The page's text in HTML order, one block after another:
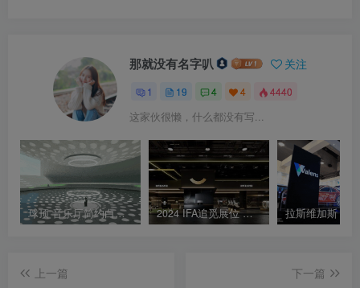
那就没有名字叭 关注
1 19 4 4 4440
这家伙很懒，什么都没有写...
球顶 音乐厅简约白色沉浸空间 升降光环设计 2024 IFA追觅展位 设计效果图
上一篇
下一篇